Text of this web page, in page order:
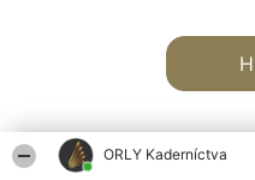
ORLY Kaderníctva